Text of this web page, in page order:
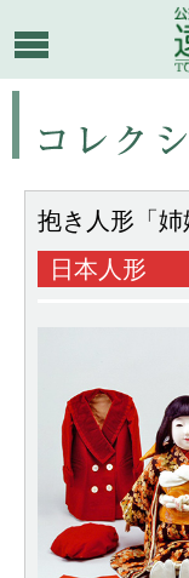
抱き人形「姉
日本人形